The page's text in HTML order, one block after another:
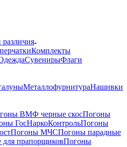
Комплекты
СувенирыФлаги
МеталлофурнитураНашивки
ВМФ черные скосПогоны
ГосНаркоКонтрольПогоны
Погоны МЧСПогоны парадные
прапорщиковПогоны